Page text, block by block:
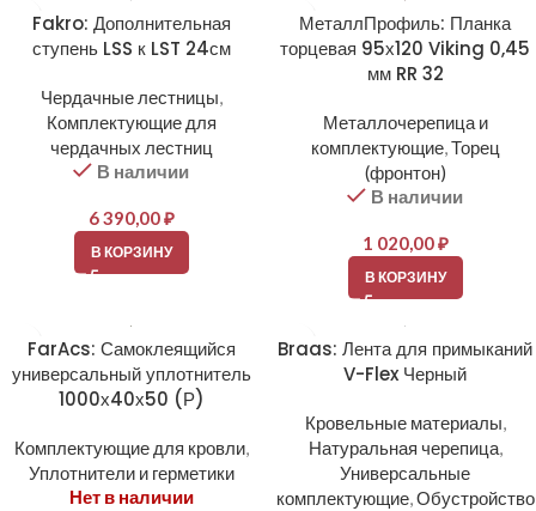
Fakro: Дополнительная
ступень LSS к LST 24см
Чердачные лестницы,
Комплектующие для
чердачных лестниц
В наличии
6 390,00₽
В КОРЗИНУ
МеталлПрофиль: Планка
торцевая 95х120 Viking 0,45
мм RR 32
Металлочерепица и
комплектующие,Торец
(фронтон)
В наличии
1 020,00₽
В КОРЗИНУ
FarAcs: Самоклеящийся
универсальный уплотнитель
1000х40х50 (Р)
Комплектующие для кровли,
Уплотнители и герметики
Нет в наличии
Braas: Лента для примыканий
V-Flex Черный
Кровельные материалы,
Натуральная черепица,
Универсальные
комплектующие,Обустройство